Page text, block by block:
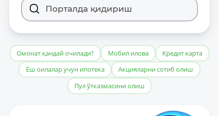
Омонат қандай очилади? Мобил илова
Кредит карта
Ёш оилалар учун ипотека
Акцияларни сотиб олиш
Пул ўтказмасини олиш